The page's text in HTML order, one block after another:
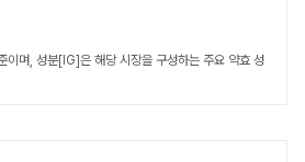
며, 성분[IG]은 해당 시장을 구성하는 주요 약효 성